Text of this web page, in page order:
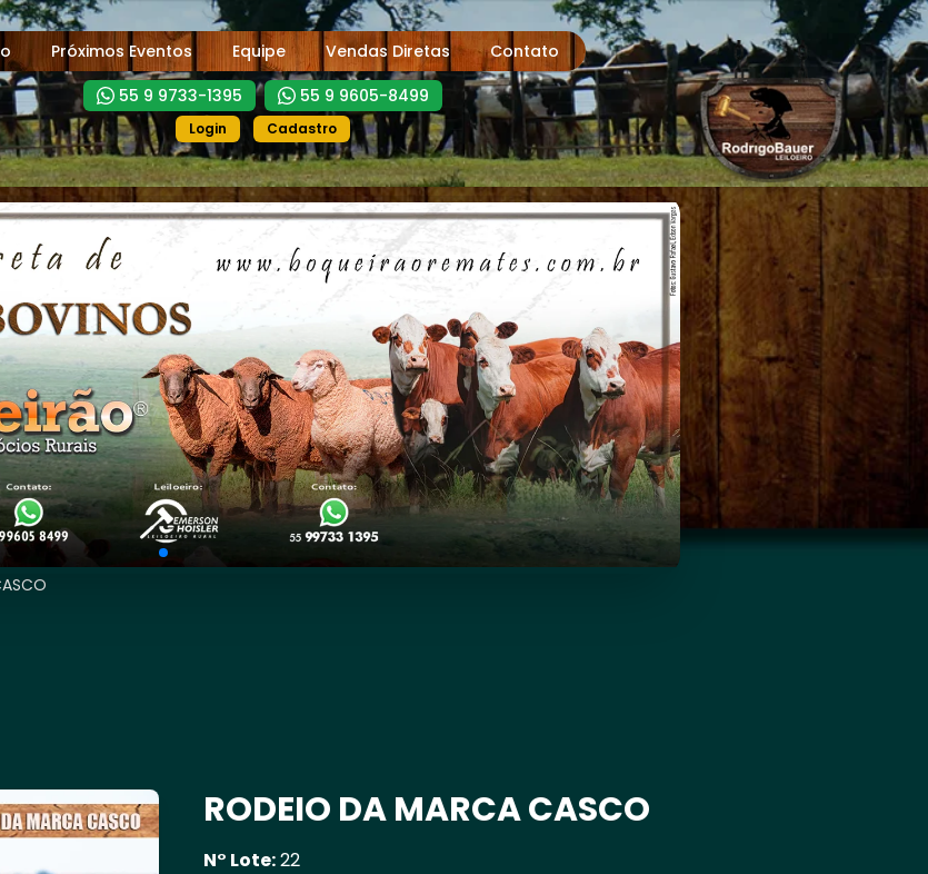
Próximos Eventos Equipe Vendas Diretas
Contato
55 9 9733-1395
55 9 9605-8499
Login Cadastro
RODEIO DA MARCA CASCO
N° Lote:22